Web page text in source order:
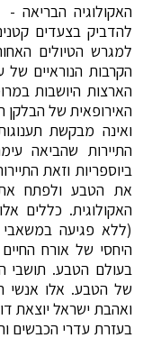
האקולוגיה הבריאה
להדביק בצעדים
למגרש הטיולים
הקרבות הנוראיים של
הארצות היושבות
האירופאית של הבלקן
ואינה מבקשת
התיירות שהביאה
ביוספריות וזאת
את הטבע ולפתח את
האקולוגית. כללים
(ללא פגיעה במשאבי
היחסי של אורח
בעולם הטבע. תושבי
של הטבע. אלו אנשי
ואהבת ישראל יוצאת
בעזרת עדרי הכבשים